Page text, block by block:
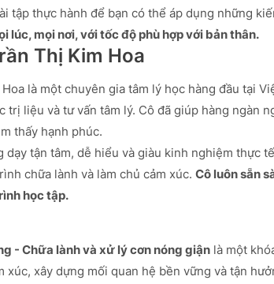
tập thực hành để bạn có thể áp dụng những
lúc, mọi nơi, với tốc độ phù hợp với bản thân.
Thị Kim Hoa
là một chuyên gia tâm lý học hàng đầu tại
trị liệu và tư vấn tâm lý. Cô đã giúp hàng ngàn
thấy hạnh phúc.
dạy tận tâm, dễ hiểu và giàu kinh nghiệm thực
chữa lành và làm chủ cảm xúc. Cô luôn sẵn
học tập.
- Chữa lành và xử lý cơn nóng giận là một
xúc, xây dựng mối quan hệ bền vững và tận